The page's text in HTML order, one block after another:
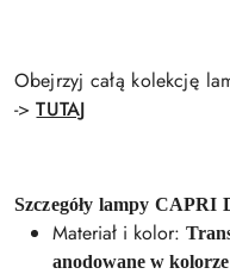
Obejrzyj całą kolekcję
->TUTAJ
Szczegóły lampy CAPRI
Materiał i kolor:
anodowane w